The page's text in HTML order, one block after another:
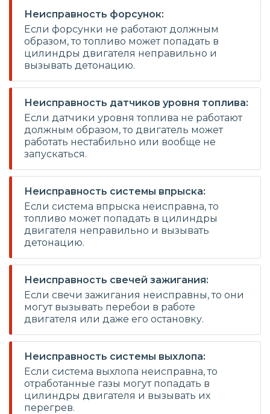
Неисправность форсунок:
Если форсунки не работают должным
образом, то топливо может попадать в
цилиндры двигателя неправильно и
вызывать детонацию.
Неисправность датчиков уровня топлива:
Если датчики уровня топлива не работают
должным образом, то двигатель может
работать нестабильно или вообще не
запускаться.
Неисправность системы впрыска:
Если система впрыска неисправна, то
топливо может попадать в цилиндры
двигателя неправильно и вызывать
детонацию.
Неисправность свечей зажигания:
Если свечи зажигания неисправны, то они
могут вызывать перебои в работе
двигателя или даже его остановку.
Неисправность системы выхлопа:
Если система выхлопа неисправна, то
отработанные газы могут попадать в
цилиндры двигателя и вызывать их
перегрев.